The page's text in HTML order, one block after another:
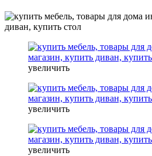
увеличить
увеличить
увеличить